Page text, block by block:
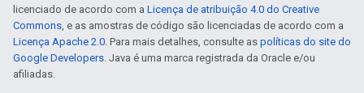
licenciado de acordo com a Licença de atribuição 4.0 do Creative
Commons, e as amostras de código são licenciadas de acordo com a
Licença Apache 2.0. Para mais detalhes, consulte as políticas do site do
Google Developers. Java é uma marca registrada da Oracle e/ou
afiliadas.